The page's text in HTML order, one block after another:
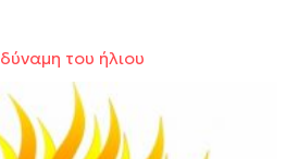
του ήλιου